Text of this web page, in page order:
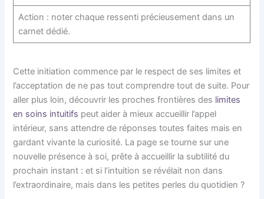
Action : noter chaque ressenti précieusement dans un
carnet dédié.
Cette initiation commence par le respect de ses limites et
l’acceptation de ne pas tout comprendre tout de suite. Pour
aller plus loin, découvrir les proches frontières des limites
en soins intuitifs peut aider à mieux accueillir l’appel
intérieur, sans attendre de réponses toutes faites mais en
gardant vivante la curiosité. La page se tourne sur une
nouvelle présence à soi, prête à accueillir la subtilité du
prochain instant : et si l’intuition se révélait non dans
l’extraordinaire, mais dans les petites perles du quotidien ?